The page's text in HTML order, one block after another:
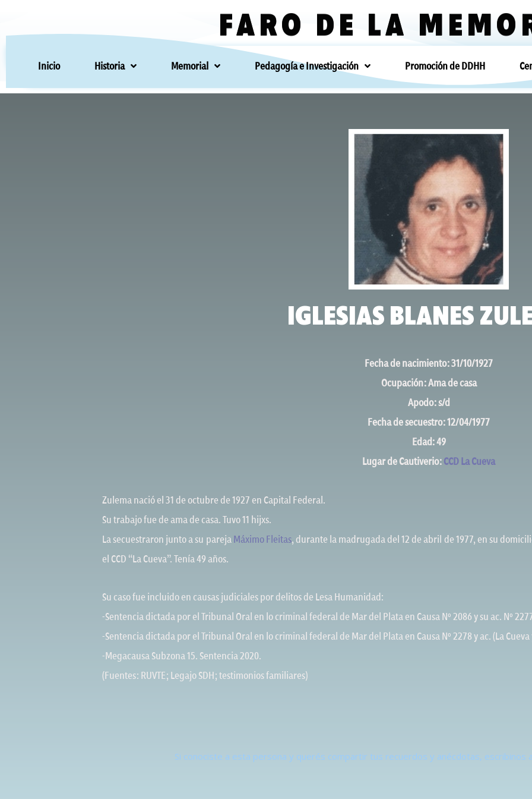
FARO DE LA
Inicio Historia Memorial Pedagogía e Investigación Promoción de DDHH
IGLESIAS BLANES
Fecha de nacimiento: 31/10/1927
Ocupación: Ama de casa
Apodo: s/d
Fecha de secuestro: 12/04/1977
Edad: 49
Lugar de Cautiverio: CCD La Cueva
Zulema nació el 31 de octubre de 1927 en Capital Federal.
Su trabajo fue de ama de casa. Tuvo 11 hijxs.
La secuestraron junto a su pareja Máximo Fleitas, durante la madrugada del 12 de abril de 1977, en su
el CCD “La Cueva”. Tenía 49 años.
Su caso fue incluido en causas judiciales por delitos de Lesa Humanidad:
-Sentencia dictada por el Tribunal Oral en lo criminal federal de Mar del Plata en Causa Nº 2086 y su ac. Nº
-Sentencia dictada por el Tribunal Oral en lo criminal federal de Mar del Plata en Causa Nº 2278 y ac. (La Cueva
-Megacausa Subzona 15. Sentencia 2020.
(Fuentes: RUVTE; Legajo SDH; testimonios familiares)
Si conociste a esta persona y querés compartir tus recuerdos y anécdotas, escribinos